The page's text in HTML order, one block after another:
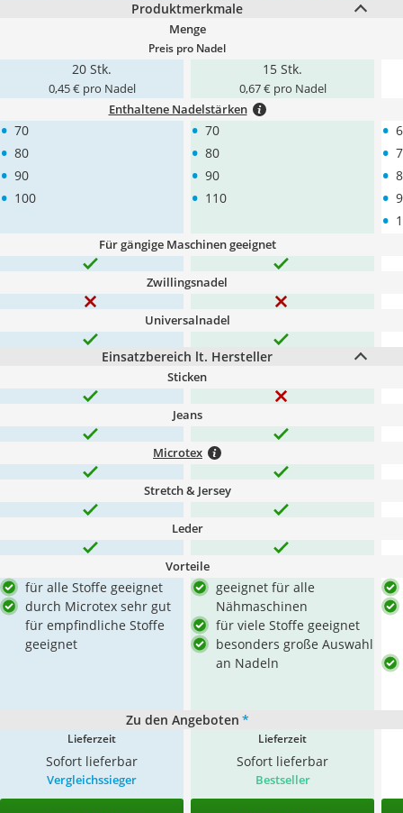
Produktmerkmale
Menge
Preis pro Nadel
20 Stk.
0,45 € pro Nadel
15 Stk.
0,67 € pro Nadel
Enthaltene Nadelstärken
• 70
• 80
• 90
• 100
• 70
• 80
• 90
• 110
•
•
•
•
•
Für gängige Maschinen geeignet
Zwillingsnadel
Universalnadel
Einsatzbereich lt. Hersteller
Sticken
Jeans
Microtex
Stretch & Jersey
Leder
Vorteile
für alle Stoffe geeignet
durch Microtex sehr gut
für empfindliche Stoffe
geeignet
geeignet für alle
Nähmaschinen
für viele Stoffe geeignet
besonders große Auswahl
an Nadeln
Zu den Angeboten *
Lieferzeit
Sofort lieferbar
Lieferzeit
Sofort lieferbar
Vergleichssieger Bestseller